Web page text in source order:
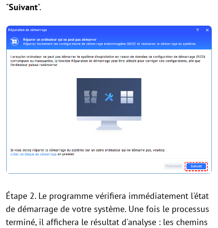
"Suivant".
Étape 2. Le programme vérifiera immédiatement l'état
de démarrage de votre système. Une fois le processus
terminé, il affichera le résultat d'analyse : les chemins